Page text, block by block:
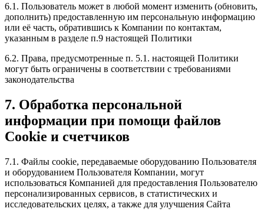
6.1. Пользователь может в любой момент изменить (обновить,
дополнить) предоставленную им персональную информацию
или её часть, обратившись к Компании по контактам,
указанным в разделе п.9 настоящей Политики
6.2. Права, предусмотренные п. 5.1. настоящей Политики
могут быть ограничены в соответствии с требованиями
законодательства
7. Обработка персональной
информации при помощи файлов
Cookie и счетчиков
7.1. Файлы cookie, передаваемые оборудованию Пользователя
и оборудованием Пользователя Компании, могут
использоваться Компанией для предоставления Пользователю
персонализированных сервисов, в статистических и
исследовательских целях, а также для улучшения Сайта